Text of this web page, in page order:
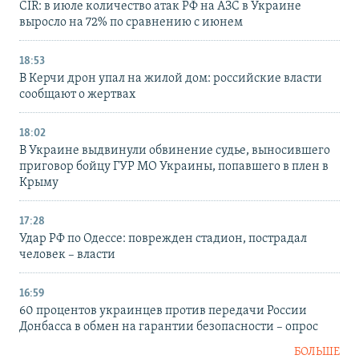
CIR: в июле количество атак РФ на АЗС в Украине
выросло на 72% по сравнению с июнем
18:53
В Керчи дрон упал на жилой дом: российские власти
сообщают о жертвах
18:02
В Украине выдвинули обвинение судье, выносившего
приговор бойцу ГУР МО Украины, попавшего в плен в
Крыму
17:28
Удар РФ по Одессе: поврежден стадион, пострадал
человек – власти
16:59
60 процентов украинцев против передачи России
Донбасса в обмен на гарантии безопасности – опрос
БОЛЬШЕ